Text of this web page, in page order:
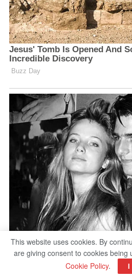
This website uses cookies. By
are giving consent to cookies being
Cookie Policy. I